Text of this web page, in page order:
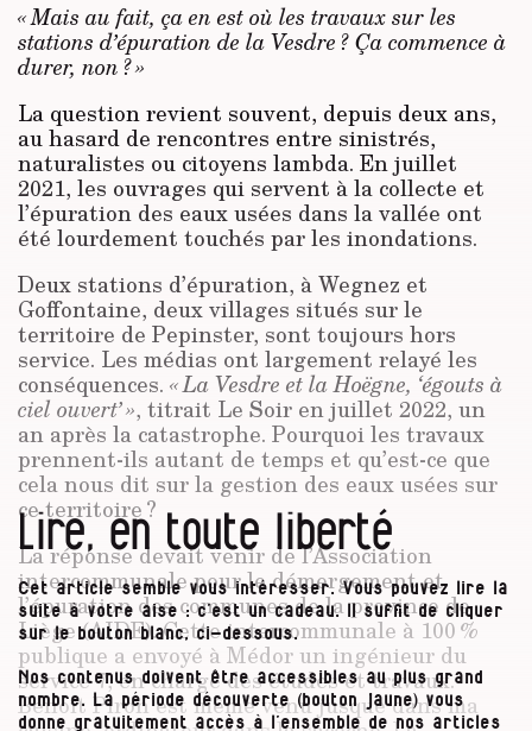
« Mais au fait, ça en est où les travaux sur les
stations d’épuration de la Vesdre ? Ça commence à
durer, non ? »
La question revient souvent, depuis deux ans,
au hasard de rencontres entre sinistrés,
naturalistes ou citoyens lambda. En juillet
2021, les ouvrages qui servent à la collecte et
l’épuration des eaux usées dans la vallée ont
été lourdement touchés par les inondations.
Deux stations d’épuration, à Wegnez et
Goffontaine, deux villages situés sur le
territoire de Pepinster, sont toujours hors
service. Les médias ont largement relayé les
conséquences. « La Vesdre et la Hoëgne, ‘égouts à
ciel ouvert’ », titrait Le Soir en juillet 2022, un
an après la catastrophe. Pourquoi les travaux
prennent-ils autant de temps et qu’est-ce que
cela nous dit sur la gestion des eaux usées sur
ce territoire ?
La réponse devait venir de l’Association
intercommunale pour le démergement et
l’épuration des communes de la province de
Liège (AIDE). Cette intercommunale à 100 %
publique a envoyé à Médor un ingénieur du
service 7, en charge des études et travaux.
Benoît Piron est même venu jusque dans ma
Lire, en toute liberté
Cet article semble vous intéresser. Vous pouvez lire la
suite à votre aise : c’est un cadeau. Il suffit de cliquer
sur le bouton blanc, ci-dessous.
Nos contenus doivent être accessibles au plus grand
nombre. La période découverte (bouton jaune) vous
donne gratuitement accès à l’ensemble de nos articles